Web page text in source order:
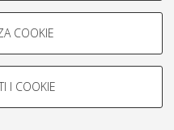
le caratteristiche della
in base al loro comportamento
COOKIE
I COOKIE
di Bologna, 2007-2026.